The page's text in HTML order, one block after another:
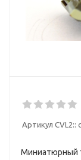
Артикул CVL2::
Миниатюрный